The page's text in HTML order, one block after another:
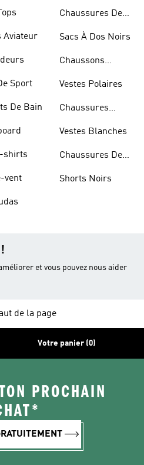
Aviateur
Sport
De Bain
shirts
vent
Chaussures De
Sacs À Dos Noirs
Chaussons
Vestes Polaires
Chaussures
Vestes Blanches
Chaussures De
Shorts Noirs
et vous pouvez nous aider
de la page
Votre panier (0)
PROCHAIN